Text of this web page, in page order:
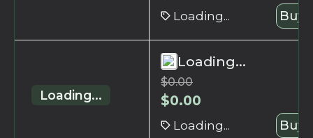
Loading... Buy
Loading...
Loading...
$0.00
$0.00
Loading... Buy